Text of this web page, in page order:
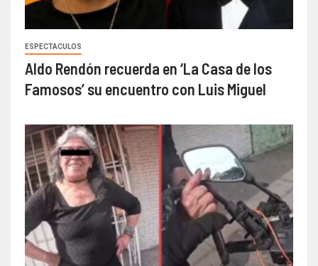
ESPECTACULOS
Aldo Rendón recuerda en ‘La Casa de los
Famosos’ su encuentro con Luis Miguel